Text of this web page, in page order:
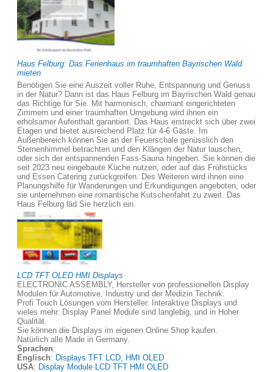
Haus Felburg: Das Ferienhaus im traumhaften Bayrischen Wald
mieten
Benötigen Sie eine Auszeit voller Ruhe, Entspannung und Genuss
in der Natur? Dann ist das Haus Felburg im Bayrischen Wald genau
das Richtige für Sie. Mit harmonisch, charmant eingerichteten
Zimmern und einer traumhaften Umgebung wird ihnen ein
erholsamer Aufenthalt garantiert. Das Haus erstreckt sich über zwei
Etagen und bietet ausreichend Platz für 4-6 Gäste. Im
Außenbereich können Sie an der Feuerschale genüsslich den
Sternenhimmel betrachten und den Klängen der Natur lauschen,
oder sich der entspannenden Fass-Sauna hingeben. Sie können die
seit 2023 neu eingebaute Küche nutzen, oder auf das Frühstücks
und Essen Catering zurückgreifen. Des Weiteren wird ihnen eine
Planungshilfe für Wanderungen und Erkundigungen angeboten, oder
sie unternehmen eine romantische Kutschenfahrt zu zweit. Das
Haus Felburg läd Sie herzlich ein.
LCD TFT OLED HMI Displays
ELECTRONIC ASSEMBLY, Hersteller von professionellen Display
Modulen für Automotive, Industry und der Medizin Technik.
Profi Touch Lösungen vom Hersteller. Interaktive Displays und
vieles mehr. Display Panel Module sind langlebig, und in Hoher
Qualität.
Sie können die Displays im eigenen Online Shop kaufen.
Natürlich alle Made in Germany.
Sprachen:
Englisch: Displays TFT LCD, HMI OLED
USA: Display Module LCD TFT HMI OLED